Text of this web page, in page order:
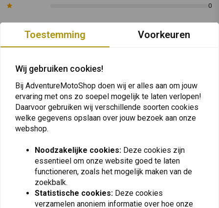
0
Plaats ook een review
Vergelijkbare producten
Toestemming Voorkeuren
Wij gebruiken cookies!
Bij AdventureMotoShop doen wij er alles aan om jouw
ervaring met ons zo soepel mogelijk te laten verlopen!
Daarvoor gebruiken wij verschillende soorten cookies
welke gegevens opslaan over jouw bezoek aan onze
webshop.
Noodzakelijke cookies: Deze cookies zijn
essentieel om onze website goed te laten
functioneren, zoals het mogelijk maken van de
zoekbalk.
Statistische cookies: Deze cookies
verzamelen anoniem informatie over hoe onze